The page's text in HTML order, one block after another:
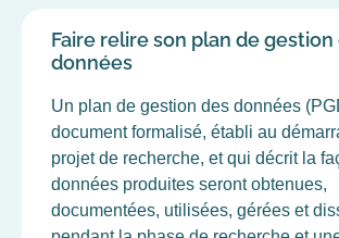
Faire relire son plan de gestion
données
Un plan de gestion des données
document formalisé, établi au
projet de recherche, et qui décrit la
données produites seront obtenues,
documentées, utilisées, gérées et